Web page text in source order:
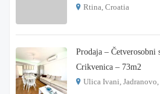
Rtina, Croatia
Prodaja – Četverosobni
Crikvenica – 73m2
Ulica Ivani,